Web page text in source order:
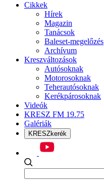
Cikkek
Hírek
Magazin
Tanácsok
Baleset-megelőzés
Archívum
Kreszváltozások
Autósoknak
Motorosoknak
Teherautósoknak
Kerékpárosoknak
Videók
KRESZ FM 19.75
Galériák
KRESZkerék